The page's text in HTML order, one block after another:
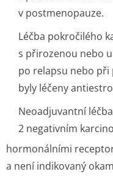
v postmenopauze.
Léčba pokročilého
s přirozenou nebo
po relapsu nebo
byly léčeny
Neoadjuvantní
2 negativním
hormonálními
a není indikovaný